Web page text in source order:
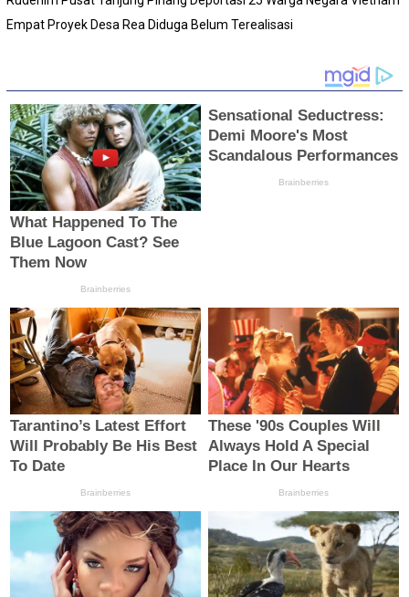
Empat Proyek Desa Rea Diduga Belum Terealisasi